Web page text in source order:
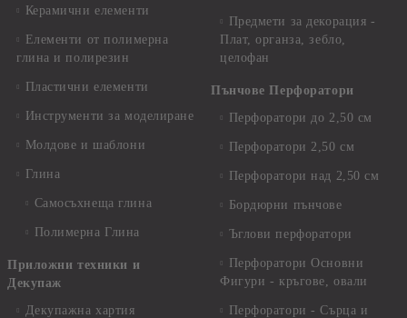
Керамични елементи
Елементи от полимерна
глина и полирезин
Пластични елементи
Инструменти за моделиране
Молдове и шаблони
Глина
Самосъхнеща глина
Полимерна Глина
Приложни техники и
Декупаж
Декупажна хартия
Предмети за декорация -
Плат, органза, зебло,
целофан
Пънчове Перфоратори
Перфоратори до 2,50 см
Перфоратори 2,50 см
Перфоратори над 2,50 см
Бордюрни пънчове
Ъглови перфоратори
Перфоратори Основни
Фигури - кръгове, овали
Перфоратори - Сърца и